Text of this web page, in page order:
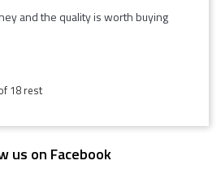
and the quality is worth buying
18 rest
us on Facebook